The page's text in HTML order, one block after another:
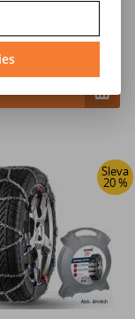
671 Kč
5 838 Kč
Sleva
20 %